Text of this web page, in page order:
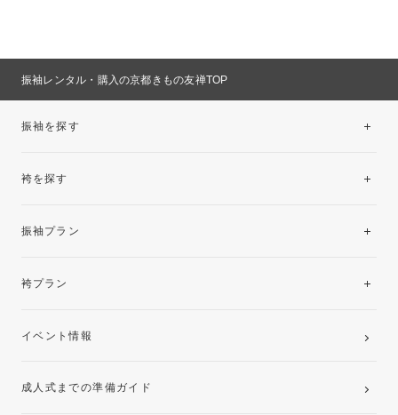
振袖レンタル・購入の京都きもの友禅TOP
振袖を探す
袴を探す
振袖プラン
レンタルプラン
袴プラン
卒業袴レンタルプラン
イベント情報
成人式までの準備ガイド